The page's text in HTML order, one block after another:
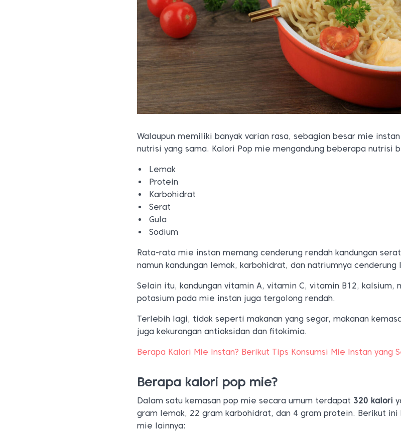
Walaupun memiliki banyak varian rasa, sebagian besar mie
nutrisi yang sama. Kalori Pop mie mengandung beberapa nutrisi
Lemak
Protein
Karbohidrat
Serat
Gula
Sodium
Rata-rata mie instan memang cenderung rendah kandungan
namun kandungan lemak, karbohidrat, dan natriumnya
Selain itu, kandungan vitamin A, vitamin C, vitamin B12, kalsium,
potasium pada mie instan juga tergolong rendah.
Terlebih lagi, tidak seperti makanan yang segar, makanan
juga kekurangan antioksidan dan fitokimia.
Berapa Kalori Mie Instan? Berikut Tips Konsumsi Mie Instan yang
Berapa kalori pop mie?
Dalam satu kemasan pop mie secara umum terdapat 320 kalori
gram lemak, 22 gram karbohidrat, dan 4 gram protein. Berikut ini
mie lainnya: